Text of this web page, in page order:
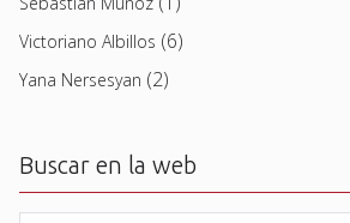
Victoriano Albillos (6)
Yana Nersesyan (2)
Buscar en la web